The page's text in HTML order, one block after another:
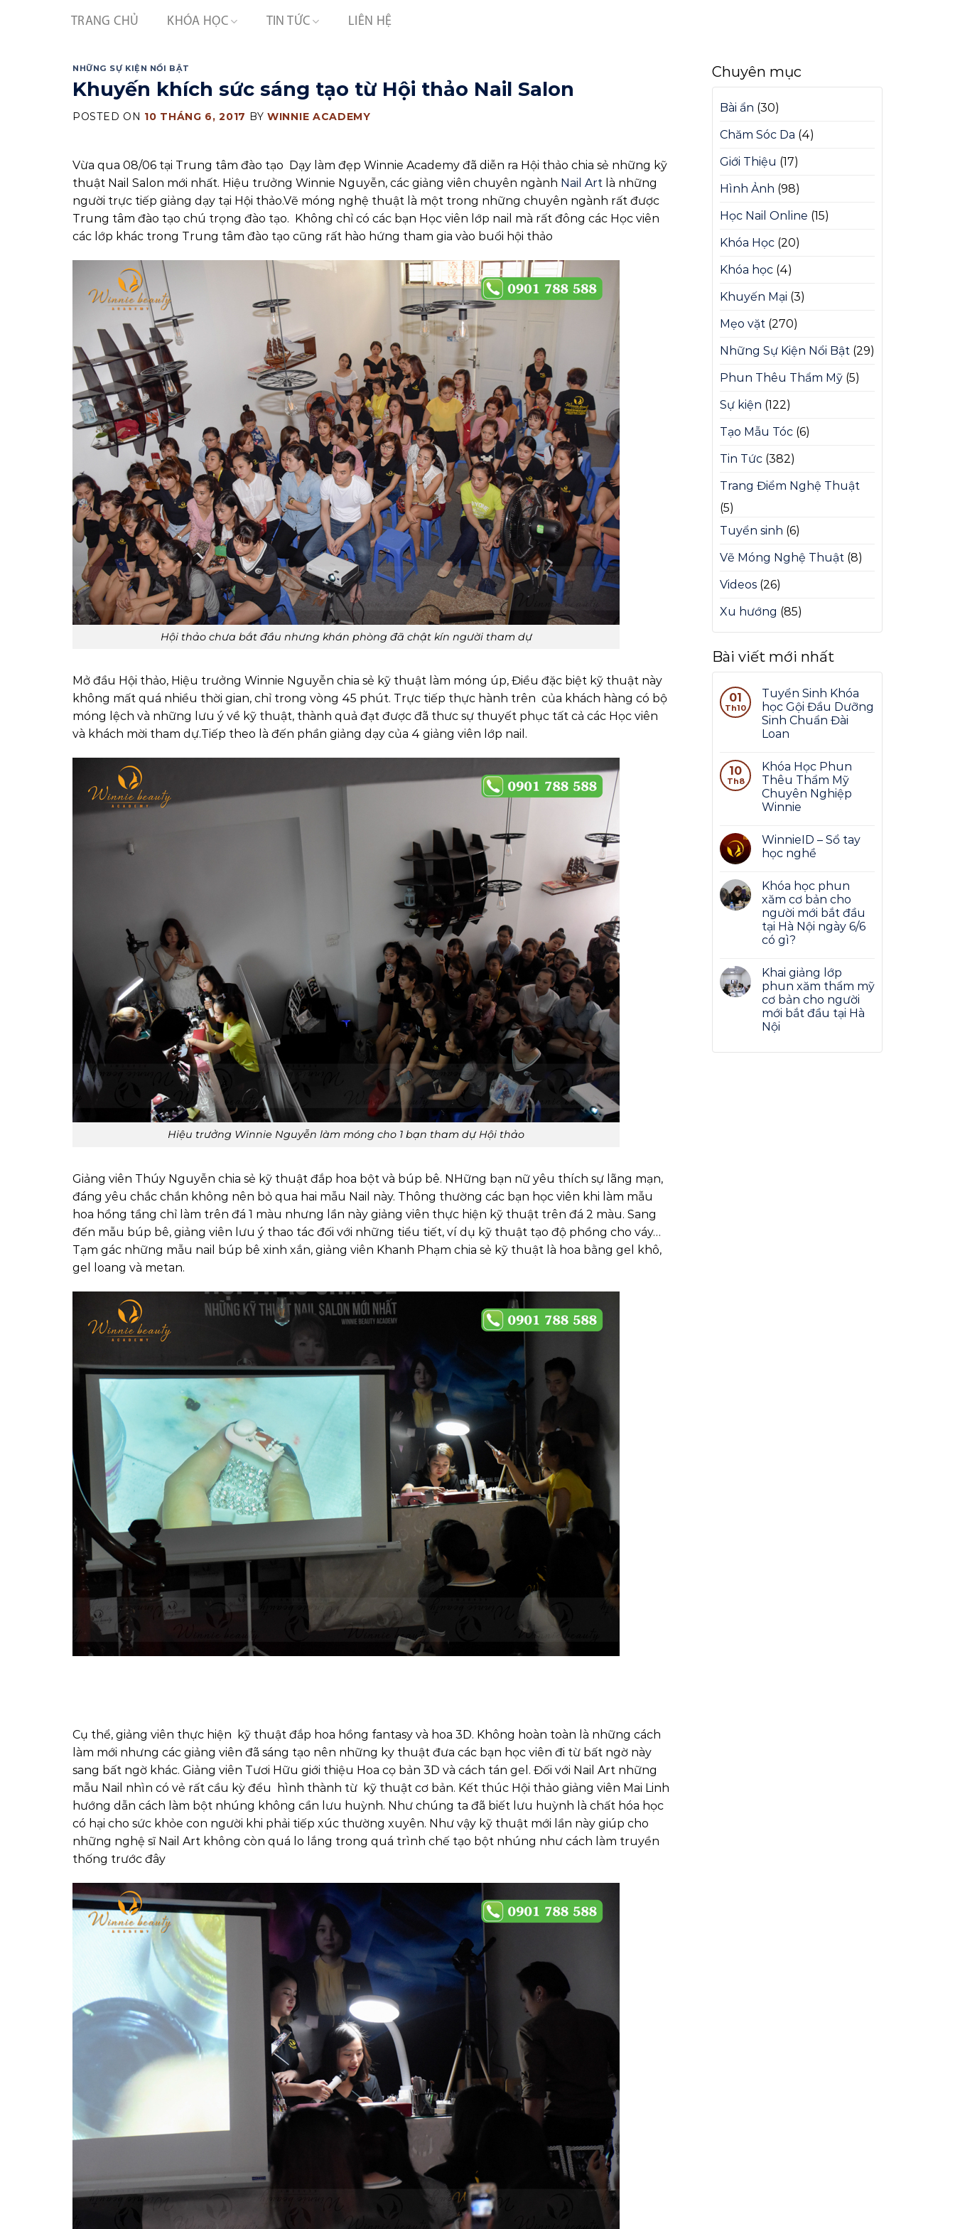
TRANG CHỦ KHÓA HỌC TIN TỨC LIÊN HỆ
NHỮNG SỰ KIỆN NỔI BẬT
Khuyến khích sức sáng tạo từ Hội thảo Nail Salon
POSTED ON 10 THÁNG 6, 2017 BYWINNIE ACADEMY
Vừa qua 08/06 tại Trung tâm đào tạo Dạy làm đẹp Winnie Academy đã diễn ra Hội thảo chia sẻ những kỹ
thuật Nail Salon mới nhất. Hiệu trưởng Winnie Nguyễn, các giảng viên chuyên ngành Nail Art là những
người trực tiếp giảng dạy tại Hội thảo.Vẽ móng nghệ thuật là một trong những chuyên ngành rất được
Trung tâm đào tạo chú trọng đào tạo. Không chỉ có các bạn Học viên lớp nail mà rất đông các Học viên
các lớp khác trong Trung tâm đào tạo cũng rất hào hứng tham gia vào buổi hội thảo
Hội thảo chưa bắt đầu nhưng khán phòng đã chật kín người tham dự
Mở đầu Hội thảo, Hiệu trưởng Winnie Nguyễn chia sẻ kỹ thuật làm móng úp, Điều đặc biệt kỹ thuật này
không mất quá nhiều thời gian, chỉ trong vòng 45 phút. Trực tiếp thực hành trên của khách hàng có bộ
móng lệch và những lưu ý về kỹ thuật, thành quả đạt được đã thưc sự thuyết phục tất cả các Học viên
và khách mời tham dự.Tiếp theo là đến phần giảng dạy của 4 giảng viên lớp nail.
Hiệu trưởng Winnie Nguyễn làm móng cho 1 bạn tham dự Hội thảo
Giảng viên Thúy Nguyễn chia sẻ kỹ thuật đắp hoa bột và búp bê. NHững bạn nữ yêu thích sự lãng mạn,
đáng yêu chắc chắn không nên bỏ qua hai mẫu Nail này. Thông thường các bạn học viên khi làm mẫu
hoa hồng tầng chỉ làm trên đá 1 màu nhưng lần này giảng viên thực hiện kỹ thuật trên đá 2 màu. Sang
đến mẫu búp bê, giảng viên lưu ý thao tác đối với những tiểu tiết, ví dụ kỹ thuật tạo độ phồng cho váy…
Tạm gác những mẫu nail búp bê xinh xắn, giảng viên Khanh Phạm chia sẻ kỹ thuật là hoa bằng gel khô,
gel loang và metan.
Cụ thể, giảng viên thực hiện kỹ thuật đắp hoa hồng fantasy và hoa 3D. Không hoàn toàn là những cách
làm mới nhưng các giảng viên đã sáng tạo nên những ky thuật đưa các bạn học viên đi từ bất ngờ này
sang bất ngờ khác. Giảng viên Tươi Hữu giới thiệu Hoa cọ bản 3D và cách tán gel. Đối với Nail Art những
mẫu Nail nhìn có vẻ rất cầu kỳ đểu hình thành từ kỹ thuật cơ bản. Kết thúc Hội thảo giảng viên Mai Linh
hướng dẫn cách làm bột nhúng không cần lưu huỳnh. Như chúng ta đã biết lưu huỳnh là chất hóa học
có hại cho sức khỏe con người khi phải tiếp xúc thường xuyên. Như vậy kỹ thuật mới lần này giúp cho
những nghệ sĩ Nail Art không còn quá lo lắng trong quá trình chế tạo bột nhúng như cách làm truyền
thống trước đây
Chuyên mục
Bài ẩn (30)
Chăm Sóc Da (4)
Giới Thiệu (17)
Hình Ảnh (98)
Học Nail Online (15)
Khóa Học (20)
Khóa học (4)
Khuyến Mại (3)
Mẹo vặt (270)
Những Sự Kiện Nổi Bật (29)
Phun Thêu Thẩm Mỹ (5)
Sự kiện (122)
Tạo Mẫu Tóc (6)
Tin Tức (382)
Trang Điểm Nghệ Thuật
(5)
Tuyển sinh (6)
Vẽ Móng Nghệ Thuật (8)
Videos (26)
Xu hướng (85)
Bài viết mới nhất
01
Th10
Tuyển Sinh Khóa
học Gội Đầu Dưỡng
Sinh Chuẩn Đài
Loan
10
Th8
Khóa Học Phun
Thêu Thẩm Mỹ
Chuyên Nghiệp
Winnie
WinnieID – Sổ tay
học nghề
Khóa học phun
xăm cơ bản cho
người mới bắt đầu
tại Hà Nội ngày 6/6
có gì?
Khai giảng lớp
phun xăm thẩm mỹ
cơ bản cho người
mới bắt đầu tại Hà
Nội